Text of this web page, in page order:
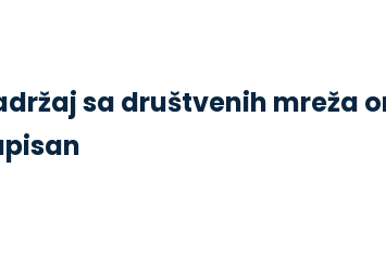
sa društvenih mreža